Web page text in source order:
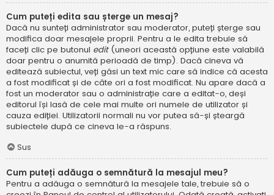
Cum puteți edita sau șterge un mesaj?
Dacă nu sunteți administrator sau moderator, puteți șterge sau
modifica doar mesajele proprii. Pentru a le edita trebuie să
faceți clic pe butonul edit (uneori această opțiune este valabilă
doar pentru o anumită perioadă de timp). Dacă cineva vă
editează subiectul, veți găsi un text mic care să indice că acesta
a fost modificat și de câte ori a fost modificat. Nu apare dacă a
fost un moderator sau o administrație care a editat-o, deși
editorul își lasă de cele mai multe ori numele de utilizator și
cauza ediției. Utilizatorii normali nu vor putea să-și șteargă
subiectele după ce cineva le-a răspuns.
Sus
Cum puteți adăuga o semnătură la mesajul meu?
Pentru a adăuga o semnătură la mesajele tale, trebuie să o